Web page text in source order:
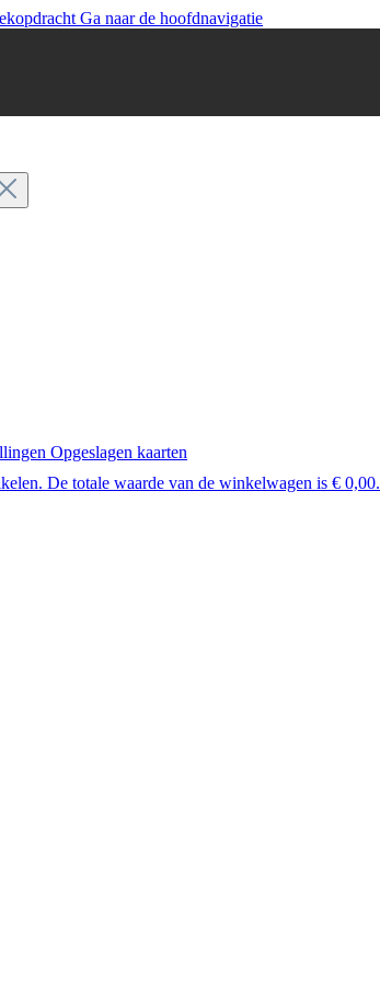
Ga naar de hoofdnavigatie
Opgeslagen kaarten
De totale waarde van de winkelwagen is € 0,00.